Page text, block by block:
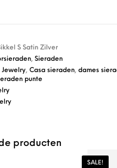
S Satin Zilver
,Sieraden
Jewelry,Casa sieraden,dames
punte
producten
SALE!